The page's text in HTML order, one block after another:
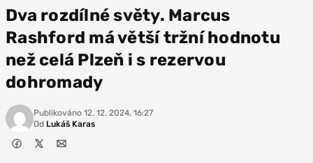
Dva rozdílné světy. Marcus
Rashford má větší tržní hodnotu
než celá Plzeň i s rezervou
dohromady
Publikováno 12. 12. 2024, 16:27
Od Lukáš Karas